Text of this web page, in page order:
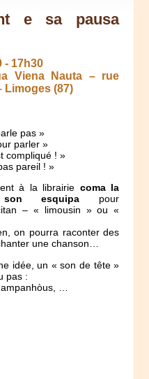
e sa pausa
- 17h30
Viena Nauta – rue
Limoges (87)
pas »
parler »
compliqué ! »
pareil ! »
à la librairie coma la
esquipa pour
– « limousin » ou «
on pourra raconter des
une chanson…
idée, un « son de tête »
pas :
…